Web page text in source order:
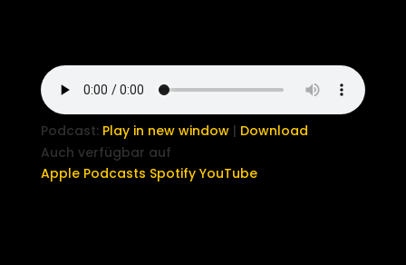
Podcast: Play in new window| Download
Auch verfügbar auf
Apple Podcasts Spotify YouTube